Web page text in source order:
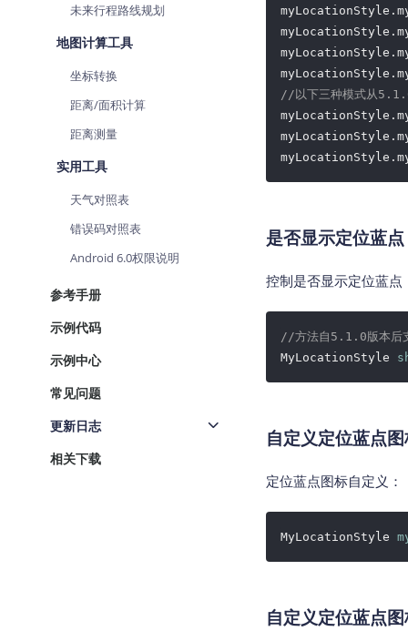
未来行程路线规划
地图计算工具
坐标转换
距离/面积计算
距离测量
实用工具
天气对照表
错误码对照表
Android 6.0权限说明
参考手册
示例代码
示例中心
常见问题
更新日志
相关下载
//以下三种模式从
是否显示定位蓝点
控制是否显示定位蓝点
//方法自5.1.0版本后
MyLocationStyle
自定义定位蓝点
定位蓝点图标自定义：
MyLocationStyle
自定义定位蓝点